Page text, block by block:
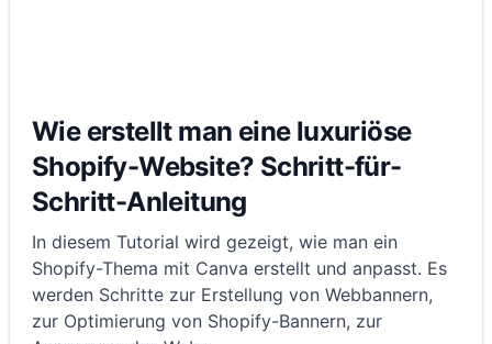
Wie erstellt man eine luxuriöse
Shopify-Website? Schritt-für-
Schritt-Anleitung
In diesem Tutorial wird gezeigt, wie man ein
Shopify-Thema mit Canva erstellt und anpasst. Es
werden Schritte zur Erstellung von Webbannern,
zur Optimierung von Shopify-Bannern, zur